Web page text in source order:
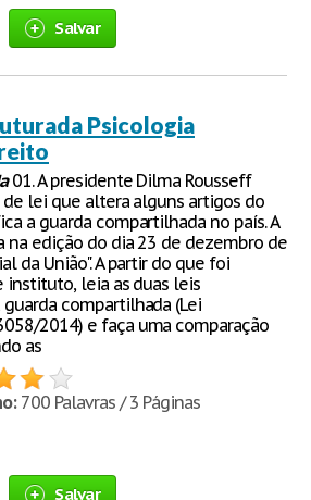
Salvar
Psicologia
01. A presidente Dilma Rousseff
lei que altera alguns artigos do
a guarda compartilhada no país. A
na edição do dia 23 de dezembro de
da União". A partir do que foi
instituto, leia as duas leis
guarda compartilhada (Lei
2014) e faça uma comparação
as
700 Palavras / 3 Páginas
Salvar